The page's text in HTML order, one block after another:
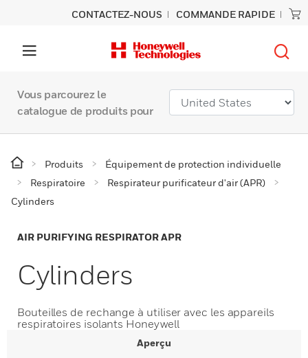
CONTACTEZ-NOUS COMMANDE RAPIDE
Vous parcourez le
catalogue de produits pour
Produits
Équipement de protection individuelle
Respiratoire
Respirateur purificateur d'air (APR)
Cylinders
AIR PURIFYING RESPIRATOR APR
Cylinders
Bouteilles de rechange à utiliser avec les appareils
respiratoires isolants Honeywell
Aperçu